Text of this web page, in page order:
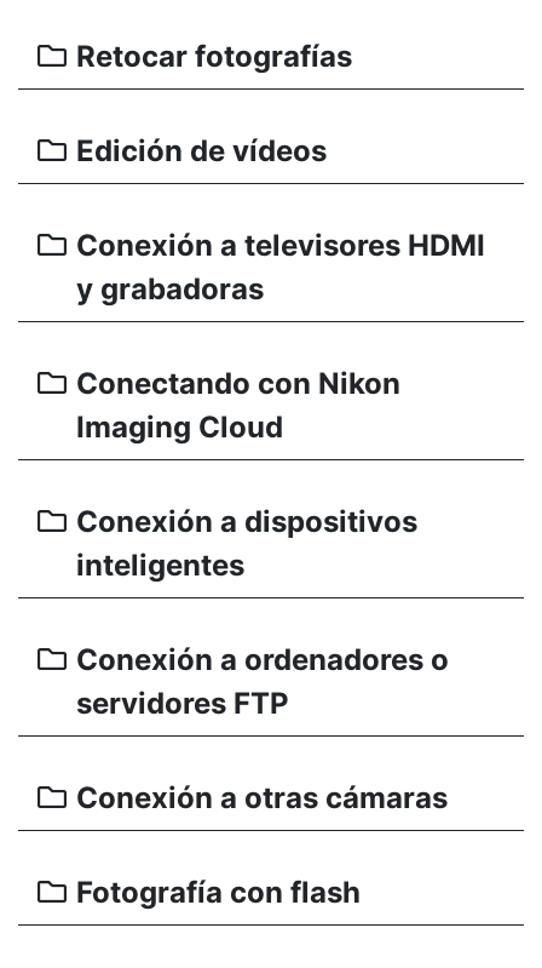
Retocar fotografías
Edición de vídeos
Conexión a televisores HDMI
y grabadoras
Conectando con Nikon
Imaging Cloud
Conexión a dispositivos
inteligentes
Conexión a ordenadores o
servidores FTP
Conexión a otras cámaras
Fotografía con flash